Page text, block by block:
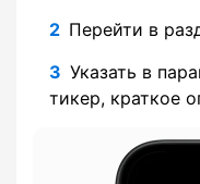
Перейти в
Указать в
тикер, краткое